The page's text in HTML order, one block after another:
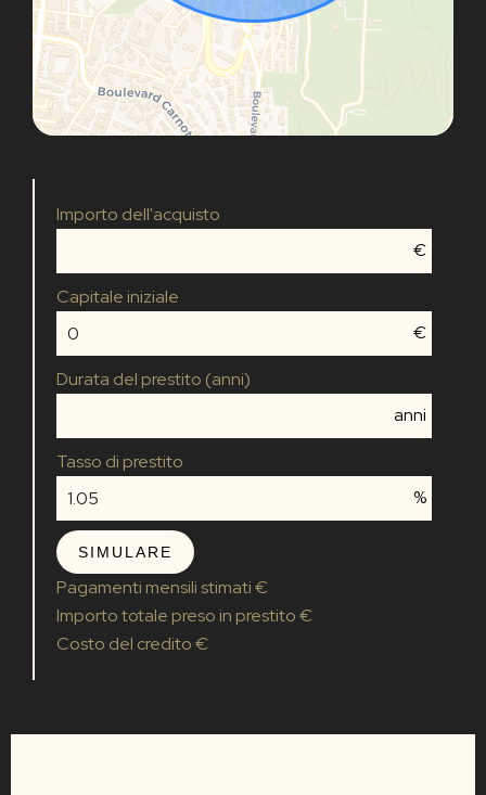
Importo dell'acquisto
€
Capitale iniziale
€
Durata del prestito (anni)
anni
Tasso di prestito
%
SIMULARE
Pagamenti mensili stimati€
Importo totale preso in prestito€
Costo del credito€